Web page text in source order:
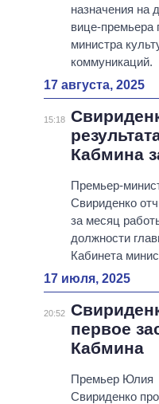
назначения на
вице-премьера
министра
коммуникаций.
17 августа, 2025
15:18
Кабмина
Премьер-
Свириденко
за месяц
должности
Кабинета
17 июля, 2025
20:52
первое
Кабмина
Премьер Юлия
Свириденко